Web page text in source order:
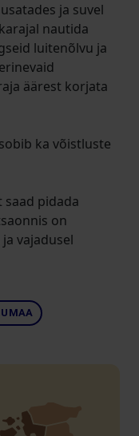
ja suvel
nautida
luitenõlvu ja
äärest korjata
ka võistluste
pidada
on
vajadusel